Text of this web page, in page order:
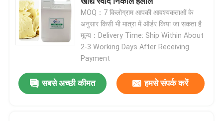
MOQ：7 किलोग्राम आपकी आवश्यकताओं के
अनुसार किसी भी मात्रा में ऑर्डर किया जा सकता है
मूल्य：Delivery Time: Ship Within About
2-3 Working Days After Receiving
Payment
सबसे अच्छी कीमत हमसे संपर्क करें